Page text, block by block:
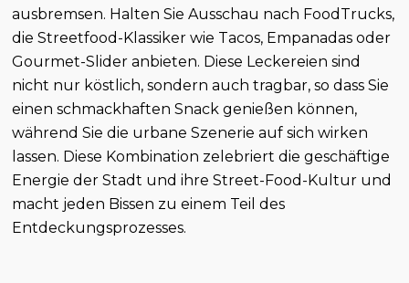
ausbremsen. Halten Sie Ausschau nach FoodTrucks,
die Streetfood-Klassiker wie Tacos, Empanadas oder
Gourmet-Slider anbieten. Diese Leckereien sind
nicht nur köstlich, sondern auch tragbar, so dass Sie
einen schmackhaften Snack genießen können,
während Sie die urbane Szenerie auf sich wirken
lassen. Diese Kombination zelebriert die geschäftige
Energie der Stadt und ihre Street-Food-Kultur und
macht jeden Bissen zu einem Teil des
Entdeckungsprozesses.